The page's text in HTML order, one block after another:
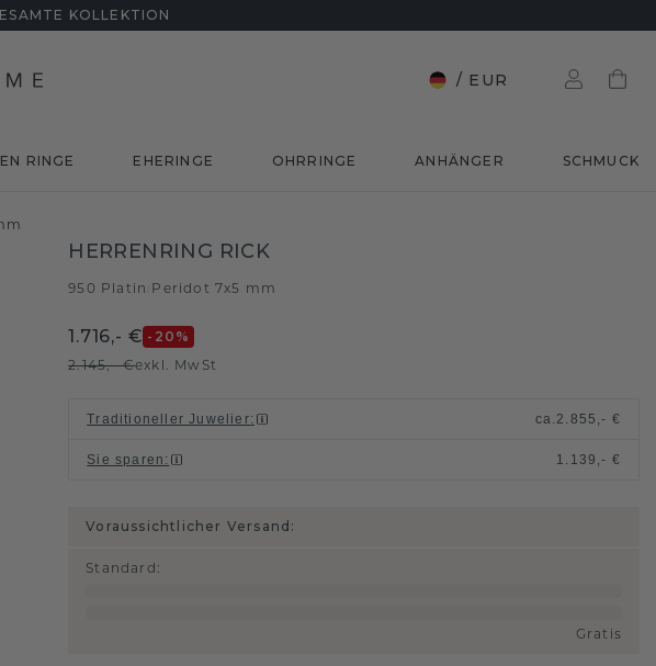
KOLLEKTION
/ EUR
RINGE EHERINGE OHRRINGE ANHÄNGER SCHMUCK
HERRENRING RICK
950 Platin Peridot 7x5 mm
1.716,- € -20 %
2.145,- €exkl. MwSt
Traditioneller Juwelier: ca.2.855,- €
Sie sparen : 1.139,- €
Voraussichtlicher Versand:
Standard :
Gratis